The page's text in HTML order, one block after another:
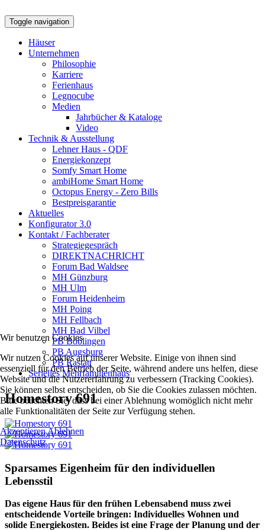
Toggle navigation
Häuser
Unternehmen
Philosophie
Karriere
Ferienhaus
Legnocube
Medien
Jahrbücher & Kataloge
Video
Technik & Ausstellung
Lehner Haus - QDF
Energiekonzept
Somfy Smart Home
ambiHome Smart Home
Octopus Energy - Zero Bills
Bestpreisgarantie
Aktuelles
Konfigurator 3.0
Kontakt / Fachberater
Strategiegespräch
DIREKTNACHRICHT
Forum Bad Waldsee
MH Günzburg
MH Ulm
Forum Heidenheim
MH Poing
MH Fellbach
MH Bad Vilbel
PB Böblingen
PB Augsburg
PB Rastatt
Serielles Mehrfamilienhaus
Homestory 691
Sparsames Eigenheim für den individuellen
Lebensstil
Das eigene Haus für den frühen Lebensabend muss zwei
entscheidende Vorteile bringen: Individuelles Wohnen und
solide Energiekosten. Beides ist eine Frage der Planung und der
Wir benutzen Cookies
Wir nutzen Cookies auf unserer Website. Einige von ihnen sind
essenziell für den Betrieb der Seite, während andere uns helfen, diese
Website und die Nutzererfahrung zu verbessern (Tracking Cookies).
Sie können selbst entscheiden, ob Sie die Cookies zulassen möchten.
Bitte beachten Sie, dass bei einer Ablehnung womöglich nicht mehr
alle Funktionalitäten der Seite zur Verfügung stehen.
AkzeptierenAblehnen
Datenschutz